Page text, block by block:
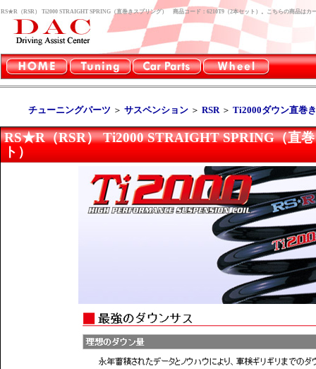
RS★R（RSR） Ti2000 STRAIGHT SPRING（直巻きスプリング） 商品コード：6210T9（2本セット）。こちらの商品はカ
チューニングパーツ ＞ サスペンション ＞ RSR＞ Ti2000ダウン直巻
RS★R（RSR） Ti2000 STRAIGHT SPRING（直
ト）